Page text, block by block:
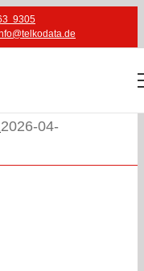
9305
2026-04-